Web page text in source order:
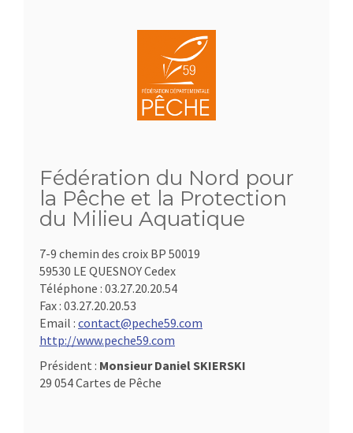
Fédération du Nord pour
la Pêche et la Protection
du Milieu Aquatique
7-9 chemin des croix BP 50019
59530 LE QUESNOY Cedex
Téléphone : 03.27.20.20.54
Fax : 03.27.20.20.53
Email : contact@peche59.com
http://www.peche59.com
Président : Monsieur Daniel SKIERSKI
29 054 Cartes de Pêche